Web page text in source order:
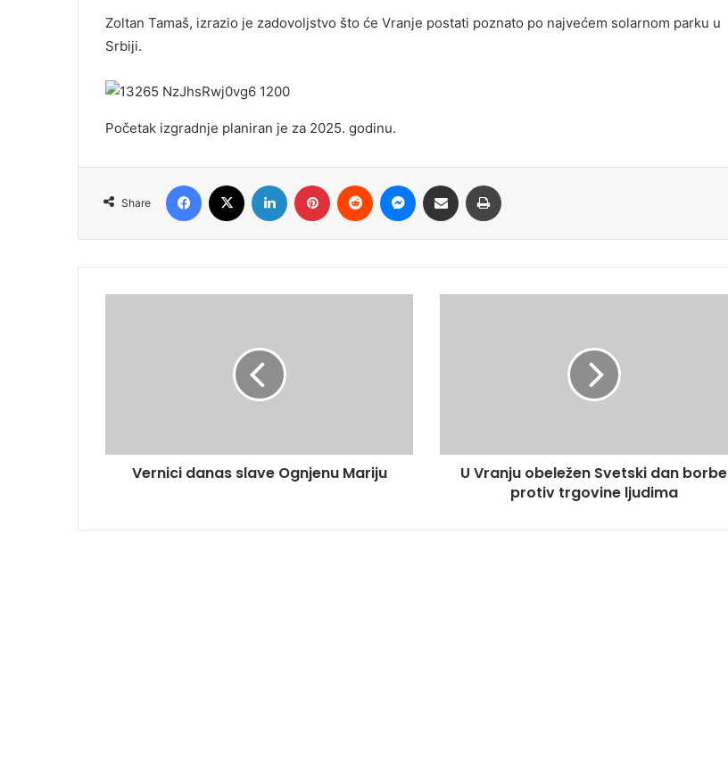
Zoltan Tamaš, izrazio je zadovoljstvo što će Vranje postati poznato po najvećem solarnom parku u
Srbiji.
Početak izgradnje planiran je za 2025. godinu.
Share
Facebook LinkedIn Pinterest Reddit Messenger
Share via Email
Vernici danas slave Ognjenu Mariju
U Vranju obeležen Svetski dan borbe
protiv trgovine ljudima